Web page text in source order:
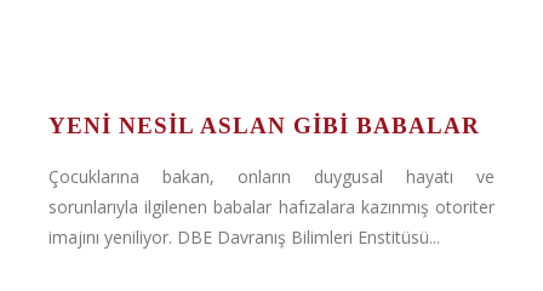
YENI NESIL ASLAN GIBI BABALAR
Çocuklarına bakan, onların duygusal hayatı ve
sorunlarıyla ilgilenen babalar hafızalara kazınmış otoriter
imajını yeniliyor. DBE Davranış Bilimleri Enstitüsü...